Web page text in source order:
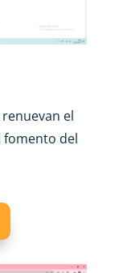
el
fomento del